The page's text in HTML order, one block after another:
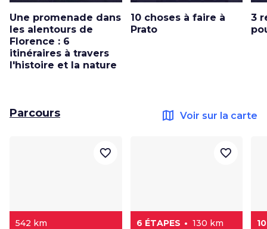
Une promenade dans
les alentours de
Florence : 6
itinéraires à travers
l'histoire et la nature
10 choses à faire à
Prato
3
Parcours map Voir sur la carte
542 km
favorite_border
6 ÉTAPES 130 km
favorite_border